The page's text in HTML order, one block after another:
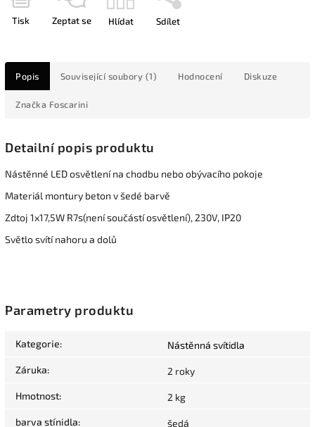
Tisk Zeptat se Hlídat Sdílet
Popis Související soubory (1) Hodnocení Diskuze
Značka Foscarini
Detailní popis produktu
Nástěnné LED osvětlení na chodbu nebo obývacího pokoje
Materiál montury beton v šedé barvě
Zdtoj 1x17,5W R7s(není součástí osvětlení), 230V, IP20
Světlo svítí nahoru a dolů
Parametry produktu
Kategorie: Nástěnná svítidla
Záruka: 2 roky
Hmotnost: 2 kg
barva stínidla: šedá